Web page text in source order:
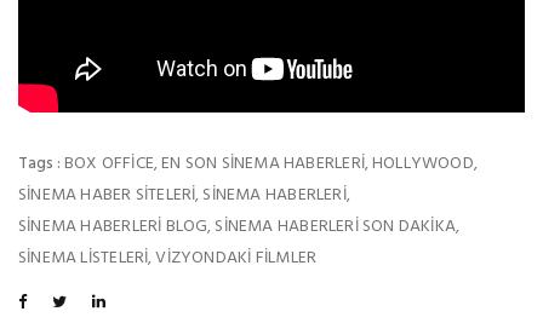
Tags : BOX OFFICE,EN SON SINEMA HABERLERI,HOLLYWOOD,
SINEMA HABER SITELERI,SINEMA HABERLERI,
SINEMA HABERLERI BLOG,SINEMA HABERLERI SON DAKIKA,
SINEMA LISTELERI,VIZYONDAKI FILMLER